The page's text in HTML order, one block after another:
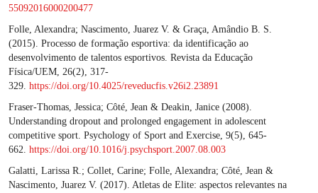
55092016000200477
Folle, Alexandra; Nascimento, Juarez V. & Graça, Amândio B. S.
(2015). Processo de formação esportiva: da identificação ao
desenvolvimento de talentos esportivos. Revista da Educação
Física/UEM, 26(2), 317-
329. https://doi.org/10.4025/reveducfis.v26i2.23891
Fraser-Thomas, Jessica; Côté, Jean & Deakin, Janice (2008).
Understanding dropout and prolonged engagement in adolescent
competitive sport. Psychology of Sport and Exercise, 9(5), 645-
662. https://doi.org/10.1016/j.psychsport.2007.08.003
Galatti, Larissa R.; Collet, Carine; Folle, Alexandra; Côté, Jean &
Nascimento, Juarez V. (2017). Atletas de Elite: aspectos relevantes na